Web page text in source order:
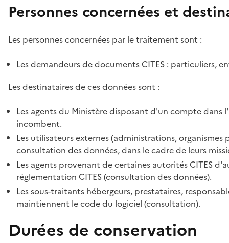
Personnes concernées et
Les personnes concernées par le traitement sont :
Les demandeurs de documents CITES : particuliers,
Les destinataires de ces données sont :
Les agents du Ministère disposant d'un compte
incombent.
Les utilisateurs externes (administrations,
consultation des données, dans le cadre de leurs
Les agents provenant de certaines autorités CITES
réglementation CITES (consultation des données).
Les sous-traitants hébergeurs, prestataires,
maintiennent le code du logiciel (consultation).
Durées de conservation